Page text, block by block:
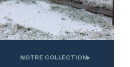
interdisciplinaire d'innovation
NOTRE COLLECTION